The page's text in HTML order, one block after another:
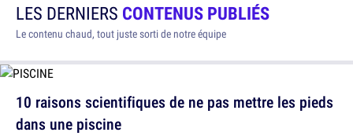
LES DERNIERS CONTENUS PUBLIÉS
Le contenu chaud, tout juste sorti de notre équipe
10 raisons scientifiques de ne pas mettre les pieds
dans une piscine